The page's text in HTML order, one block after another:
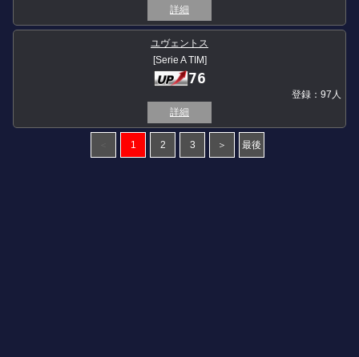
詳細
ユヴェントス
[Serie A TIM]
76
登録：97人
詳細
1 2 3 ＞ 最後